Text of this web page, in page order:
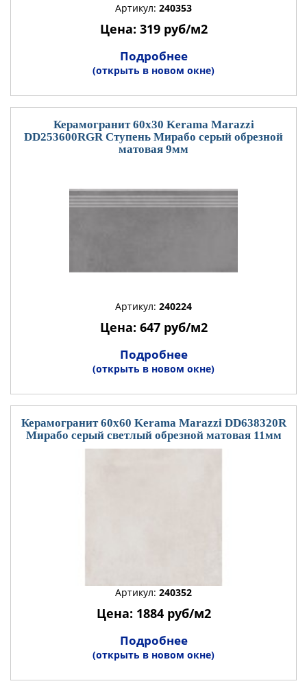
Артикул: 240353
Цена: 319 руб/м2
Подробнее
(открыть в новом окне)
Керамогранит 60x30 Kerama Marazzi
DD253600RGR Ступень Мирабо серый обрезной
матовая 9мм
Артикул: 240224
Цена: 647 руб/м2
Подробнее
(открыть в новом окне)
Керамогранит 60x60 Kerama Marazzi DD638320R
Мирабо серый светлый обрезной матовая 11мм
Артикул: 240352
Цена: 1884 руб/м2
Подробнее
(открыть в новом окне)